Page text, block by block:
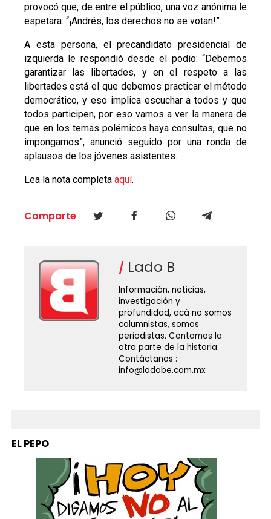
provocó que, de entre el público, una voz anónima le
espetara: “¡Andrés, los derechos no se votan!”.
A esta persona, el precandidato presidencial de
izquierda le respondió desde el podio: “Debemos
garantizar las libertades, y en el respeto a las
libertades está el que debemos practicar el método
democrático, y eso implica escuchar a todos y que
todos participen, por eso vamos a ver la manera de
que en los temas polémicos haya consultas, que no
impongamos”, anunció seguido por una ronda de
aplausos de los jóvenes asistentes.
Lea la nota completa aquí.
Comparte
Lado B
Información, noticias,
investigación y
profundidad, acá no somos
columnistas, somos
periodistas. Contamos la
otra parte de la historia.
Contáctanos :
info@ladobe.com.mx
EL PEPO